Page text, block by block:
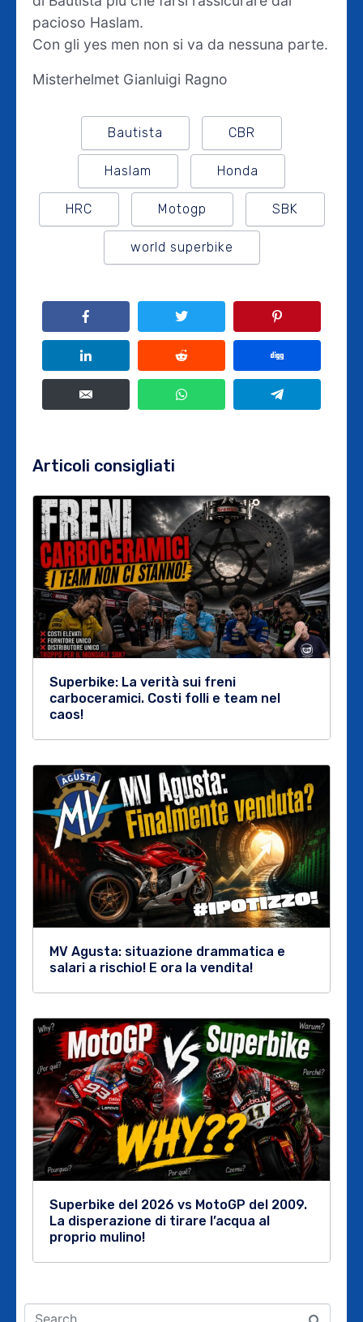
pacioso Haslam.
Con gli yes men non si va da nessuna parte.
Misterhelmet Gianluigi Ragno
Bautista CBR
Haslam Honda
HRC Motogp SBK
world superbike
Articoli consigliati
Superbike: La verità sui freni
carboceramici. Costi folli e team nel
caos!
MV Agusta: situazione drammatica e
salari a rischio! E ora la vendita!
Superbike del 2026 vs MotoGP del 2009.
La disperazione di tirare l’acqua al
proprio mulino!